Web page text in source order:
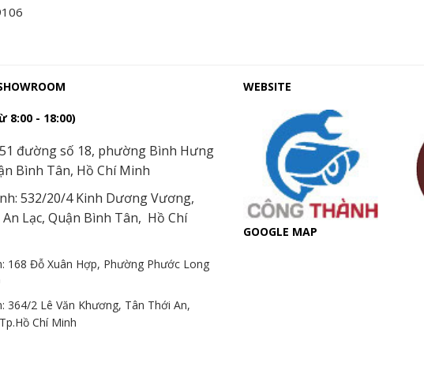
8:00 - 18:00)
đường số 18, phường Bình Hưng
Bình Tân, Hồ Chí Minh
532/20/4 Kinh Dương Vương,
Lạc, Quận Bình Tân, Hồ Chí
168 Đỗ Xuân Hợp, Phường Phước Long
364/2 Lê Văn Khương, Tân Thới An,
Chí Minh
WEBSITE
GOOGLE MAP